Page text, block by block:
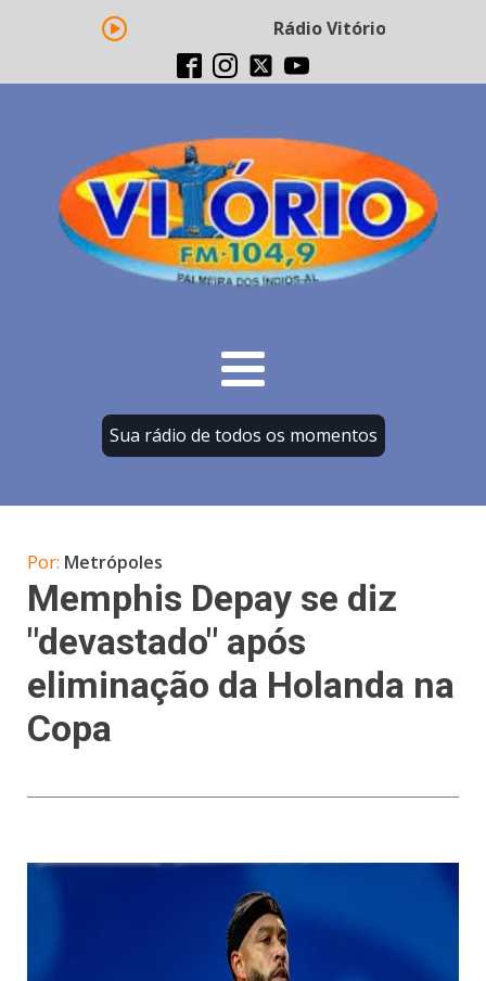
Rádio Vitório FM -
Sua rádio de todos os momentos
Por: Metrópoles
Memphis Depay se diz
"devastado" após
eliminação da Holanda na
Copa